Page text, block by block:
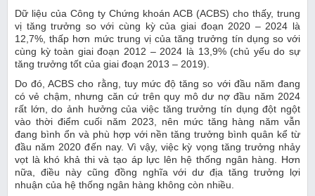
Dữ liệu của Công ty Chứng khoán ACB (ACBS) cho thấy, trung
vị tăng trưởng so với cùng kỳ của giai đoạn 2020 – 2024 là
12,7%, thấp hơn mức trung vị của tăng trưởng tín dụng so với
cùng kỳ toàn giai đoạn 2012 – 2024 là 13,9% (chủ yếu do sự
tăng trưởng tốt của giai đoạn 2013 – 2019).
Do đó, ACBS cho rằng, tuy mức độ tăng so với đầu năm đang
có vẻ chậm, nhưng căn cứ trên quy mô dư nợ đầu năm 2024
rất lớn, do ảnh hưởng của việc tăng trưởng tín dụng đột ngột
vào thời điểm cuối năm 2023, nên mức tăng hàng năm vẫn
đang bình ổn và phù hợp với nền tăng trưởng bình quân kể từ
đầu năm 2020 đến nay. Vì vậy, việc kỳ vọng tăng trưởng nhảy
vọt là khó khả thi và tạo áp lực lên hệ thống ngân hàng. Hơn
nữa, điều này cũng đồng nghĩa với dư địa tăng trưởng lợi
nhuận của hệ thống ngân hàng không còn nhiều.